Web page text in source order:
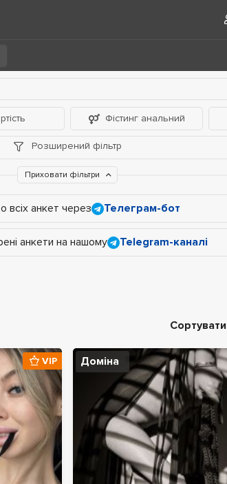
Фістинг анальний
Розширений фільтр
Приховати фільтри
всіх анкет через Телеграм-бот
анкети на нашому Telegram-каналі
Сортувати
VIP Доміна